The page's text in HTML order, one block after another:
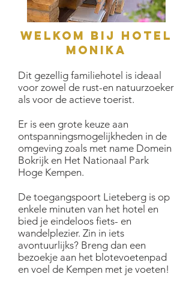
Welkom bij hotel
Monika
Dit gezellig familiehotel is ideaal
voor zowel de rust-en natuurzoeker
als voor de actieve toerist.
Er is een grote keuze aan
ontspanningsmogelijkheden in de
omgeving zoals met name Domein
Bokrijk en Het Nationaal Park
Hoge Kempen.
De toegangspoort Lieteberg is op
enkele minuten van het hotel en
bied je eindeloos fiets- en
wandelplezier. Zin in iets
avontuurlijks? Breng dan een
bezoekje aan het blotevoetenpad
en voel de Kempen met je voeten!